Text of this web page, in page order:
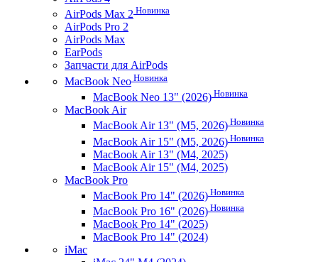
AirPods Max 2 Новинка
AirPods Pro 2
AirPods Max
EarPods
Запчасти для AirPods
MacBook Neo Новинка
MacBook Neo 13" (2026) Новинка
MacBook Air
MacBook Air 13" (M5, 2026) Новинка
MacBook Air 15" (M5, 2026) Новинка
MacBook Air 13" (M4, 2025)
MacBook Air 15" (M4, 2025)
MacBook Pro
MacBook Pro 14" (2026) Новинка
MacBook Pro 16" (2026) Новинка
MacBook Pro 14" (2025)
MacBook Pro 14" (2024)
iMac